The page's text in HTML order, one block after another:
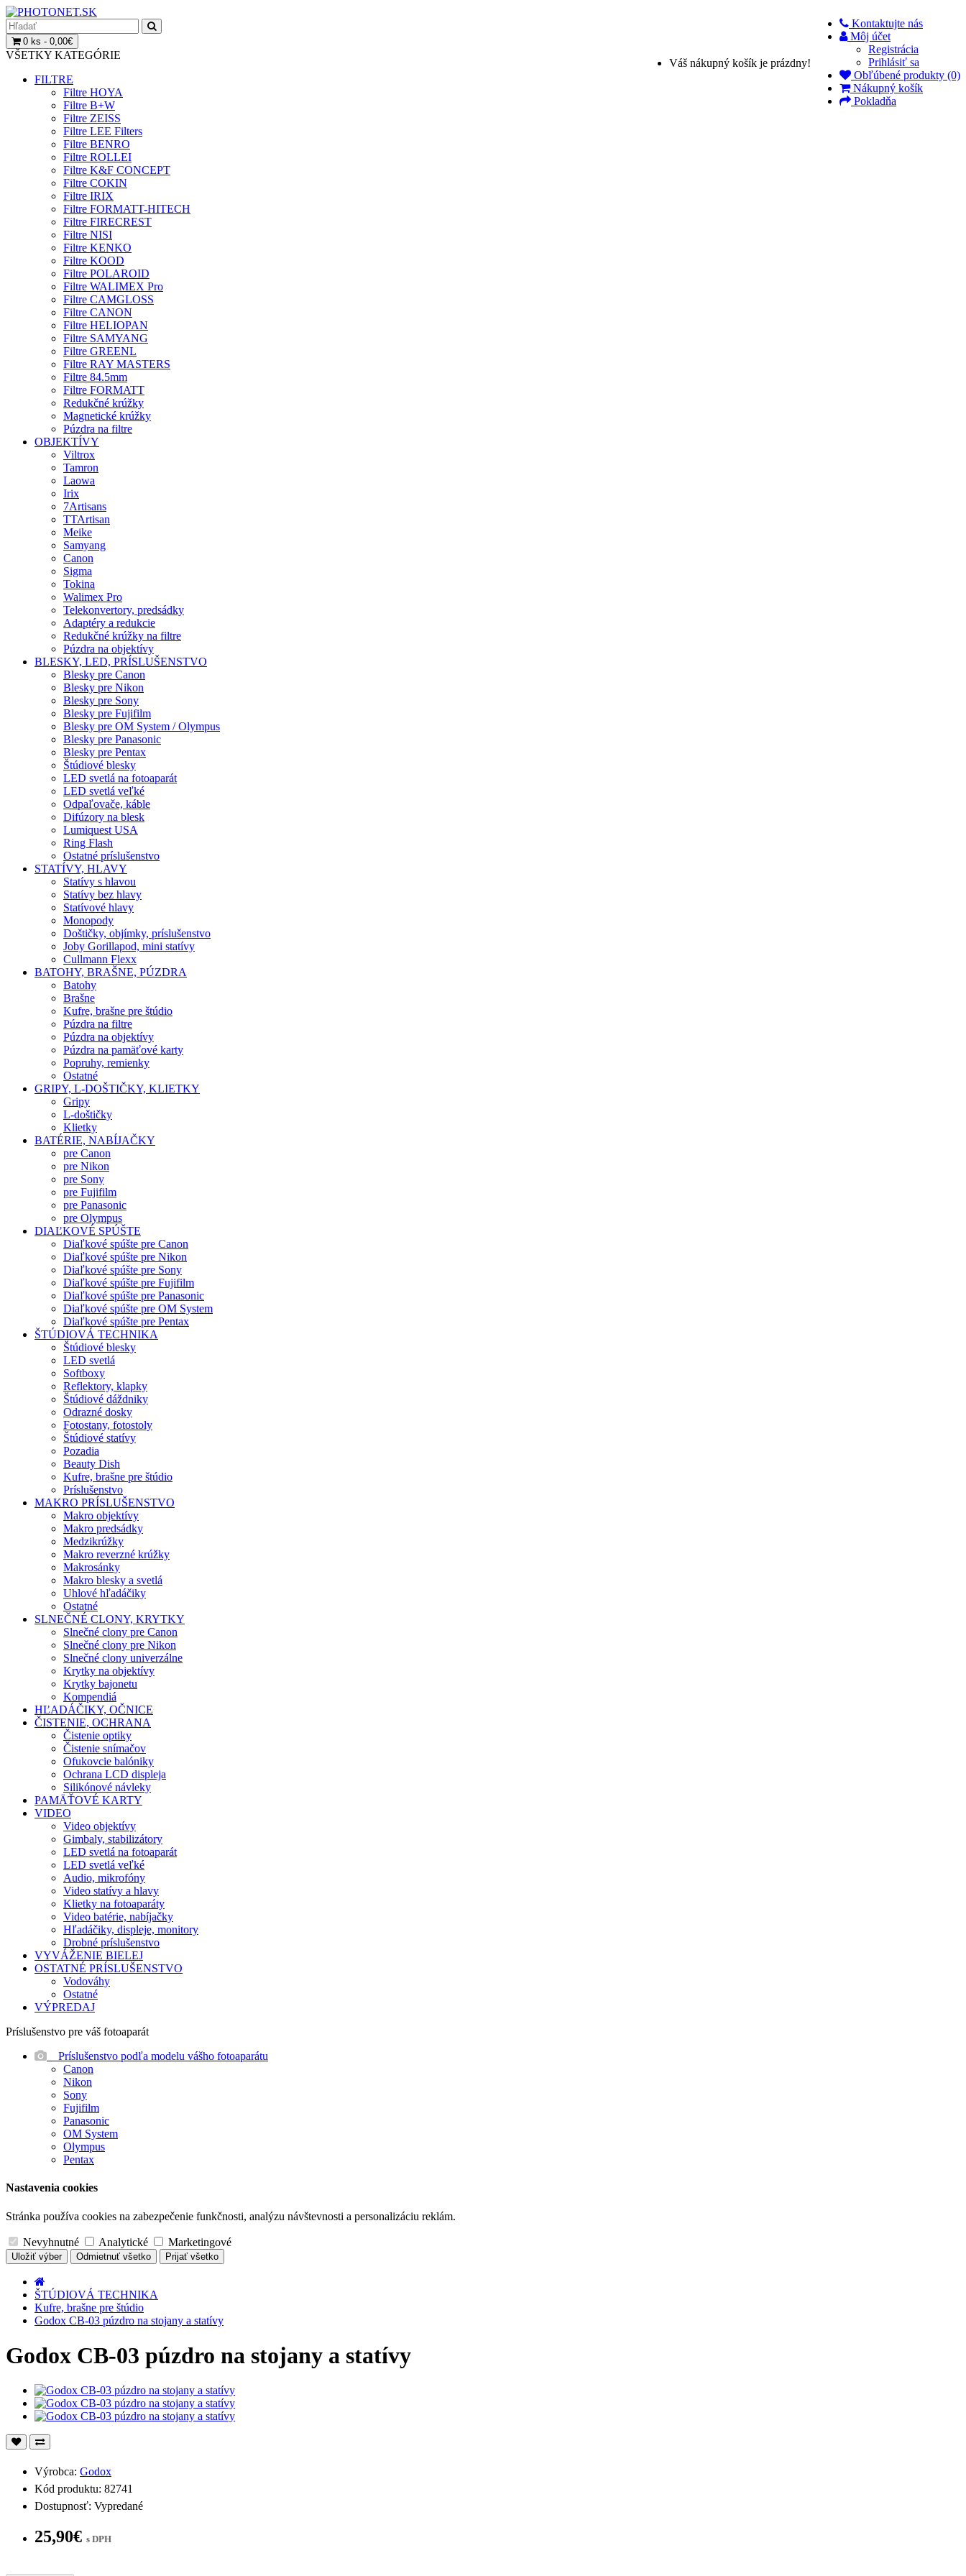
Kontaktujte nás
Môj účet
Registrácia
Prihlásiť sa
Obľúbené produkty (0)
Nákupný košík
Pokladňa
0 ks - 0,00€
Váš nákupný košík je prázdny!
VŠETKY KATEGÓRIE
FILTRE
Filtre HOYA
Filtre B+W
Filtre ZEISS
Filtre LEE Filters
Filtre BENRO
Filtre ROLLEI
Filtre K&F CONCEPT
Filtre COKIN
Filtre IRIX
Filtre FORMATT-HITECH
Filtre FIRECREST
Filtre NISI
Filtre KENKO
Filtre KOOD
Filtre POLAROID
Filtre WALIMEX Pro
Filtre CAMGLOSS
Filtre CANON
Filtre HELIOPAN
Filtre SAMYANG
Filtre GREENL
Filtre RAY MASTERS
Filtre 84.5mm
Filtre FORMATT
Redukčné krúžky
Magnetické krúžky
Púzdra na filtre
OBJEKTÍVY
Viltrox
Tamron
Laowa
Irix
7Artisans
TTArtisan
Meike
Samyang
Canon
Sigma
Tokina
Walimex Pro
Telekonvertory, predsádky
Adaptéry a redukcie
Redukčné krúžky na filtre
Púzdra na objektívy
BLESKY, LED, PRÍSLUŠENSTVO
Blesky pre Canon
Blesky pre Nikon
Blesky pre Sony
Blesky pre Fujifilm
Blesky pre OM System / Olympus
Blesky pre Panasonic
Blesky pre Pentax
Štúdiové blesky
LED svetlá na fotoaparát
LED svetlá veľké
Odpaľovače, káble
Difúzory na blesk
Lumiquest USA
Ring Flash
Ostatné príslušenstvo
STATÍVY, HLAVY
Statívy s hlavou
Statívy bez hlavy
Statívové hlavy
Monopody
Doštičky, objímky, príslušenstvo
Joby Gorillapod, mini statívy
Cullmann Flexx
BATOHY, BRAŠNE, PÚZDRA
Batohy
Brašne
Kufre, brašne pre štúdio
Púzdra na filtre
Púzdra na objektívy
Púzdra na pamäťové karty
Popruhy, remienky
Ostatné
GRIPY, L-DOŠTIČKY, KLIETKY
Gripy
L-doštičky
Klietky
BATÉRIE, NABÍJAČKY
pre Canon
pre Nikon
pre Sony
pre Fujifilm
pre Panasonic
pre Olympus
DIAĽKOVÉ SPÚŠTE
Diaľkové spúšte pre Canon
Diaľkové spúšte pre Nikon
Diaľkové spúšte pre Sony
Diaľkové spúšte pre Fujifilm
Diaľkové spúšte pre Panasonic
Diaľkové spúšte pre OM System
Diaľkové spúšte pre Pentax
ŠTÚDIOVÁ TECHNIKA
Štúdiové blesky
LED svetlá
Softboxy
Reflektory, klapky
Štúdiové dáždniky
Odrazné dosky
Fotostany, fotostoly
Štúdiové statívy
Pozadia
Beauty Dish
Kufre, brašne pre štúdio
Príslušenstvo
MAKRO PRÍSLUŠENSTVO
Makro objektívy
Makro predsádky
Medzikrúžky
Makro reverzné krúžky
Makrosánky
Makro blesky a svetlá
Uhlové hľadáčiky
Ostatné
SLNEČNÉ CLONY, KRYTKY
Slnečné clony pre Canon
Slnečné clony pre Nikon
Slnečné clony univerzálne
Krytky na objektívy
Krytky bajonetu
Kompendiá
HĽADÁČIKY, OČNICE
ČISTENIE, OCHRANA
Čistenie optiky
Čistenie snímačov
Ofukovcie balóniky
Ochrana LCD displeja
Silikónové návleky
PAMÄŤOVÉ KARTY
VIDEO
Video objektívy
Gimbaly, stabilizátory
LED svetlá na fotoaparát
LED svetlá veľké
Audio, mikrofóny
Video statívy a hlavy
Klietky na fotoaparáty
Video batérie, nabíjačky
Hľadáčiky, displeje, monitory
Drobné príslušenstvo
VYVÁŽENIE BIELEJ
OSTATNÉ PRÍSLUŠENSTVO
Vodováhy
Ostatné
VÝPREDAJ
Príslušenstvo pre váš fotoaparát
Príslušenstvo podľa modelu vášho fotoaparátu
Canon
Nikon
Sony
Fujifilm
Panasonic
OM System
Olympus
Pentax
Nastavenia cookies
Stránka používa cookies na zabezpečenie funkčnosti, analýzu návštevnosti a personalizáciu reklám.
Nevyhnutné Analytické Marketingové
Uložiť výber Odmietnuť všetko Prijať všetko
ŠTÚDIOVÁ TECHNIKA
Kufre, brašne pre štúdio
Godox CB-03 púzdro na stojany a statívy
Godox CB-03 púzdro na stojany a statívy
Výrobca: Godox
Kód produktu: 82741
Dostupnosť: Vypredané
25,90€ s DPH